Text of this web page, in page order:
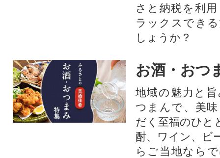
さと納税を利
ラックスでき
しょうか？
お酒・おつ
地域の魅力と
つまんで、美
だく至福のひと
酎、ワイン、ビ
らご当地なら